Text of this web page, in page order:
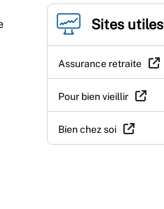
Sites utiles
Assurance retraite
Pour bien vieillir
Bien chez soi